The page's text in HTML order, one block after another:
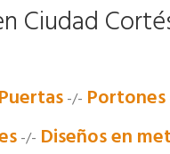
Ciudad
Puertas -/- Portones
-/- Diseños en